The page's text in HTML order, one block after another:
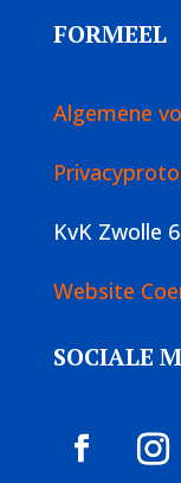
FORMEEL
Algemene
KvK Zwolle
Website
SOCIALE